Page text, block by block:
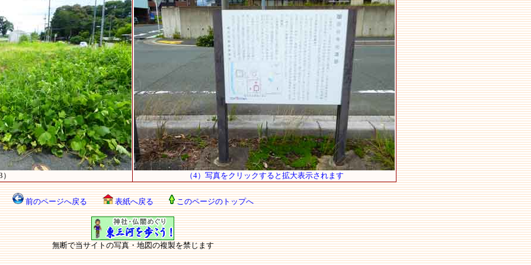
（4）写真をクリックすると拡大表示されます
前のページへ戻る 表紙へ戻る このページのトップへ
無断で当サイトの写真・地図の複製を禁じます